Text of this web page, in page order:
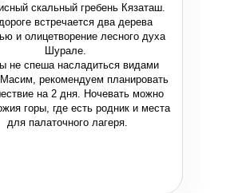
скальный гребень Кязаташ.
встречается два дерева
и олицетворение лесного духа
Шурале.
не спеша насладиться видами
рекомендуем планировать
на 2 дня. Ночевать можно
горы, где есть родник и места
для палаточного лагеря.